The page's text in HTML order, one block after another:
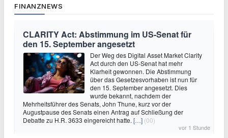
FINANZNEWS
CLARITY Act: Abstimmung im US-Senat für
den 15. September angesetzt
Der Weg des Digital Asset Market Clarity
Act durch den US-Senat hat mehr
Klarheit gewonnen. Die Abstimmung
über das Gesetzesvorhaben ist nun für
den 15. September angesetzt. Dies
wurde bekannt, nachdem der
Mehrheitsführer des Senats, John Thune, kurz vor der
Augustpause des Senats einen Antrag auf Schließung der
Debatte zu H.R. 3633 eingereicht hatte. […] (00)
vor 1 Stunde